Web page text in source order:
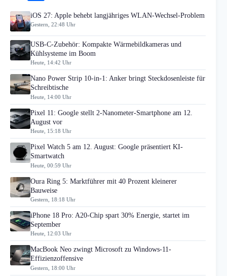
iOS 27: Apple behebt langjähriges WLAN-Wechsel-Problem
Gestern, 22:48 Uhr
USB-C-Zubehör: Kompakte Wärmebildkameras und
Kühlsysteme im Boom
Heute, 14:42 Uhr
Nano Power Strip 10-in-1: Anker bringt Steckdosenleiste für
Schreibtische
Heute, 14:00 Uhr
Pixel 11: Google stellt 2-Nanometer-Smartphone am 12.
August vor
Heute, 15:18 Uhr
Pixel Watch 5 am 12. August: Google präsentiert KI-
Smartwatch
Heute, 00:59 Uhr
Oura Ring 5: Marktführer mit 40 Prozent kleinerer
Bauweise
Gestern, 18:18 Uhr
iPhone 18 Pro: A20-Chip spart 30% Energie, startet im
September
Heute, 12:03 Uhr
MacBook Neo zwingt Microsoft zu Windows-11-
Effizienzoffensive
Gestern, 18:00 Uhr